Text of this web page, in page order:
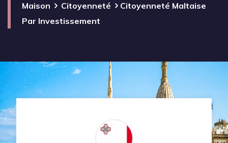
Maison Citoyenneté
Citoyenneté Maltaise
Par Investissement